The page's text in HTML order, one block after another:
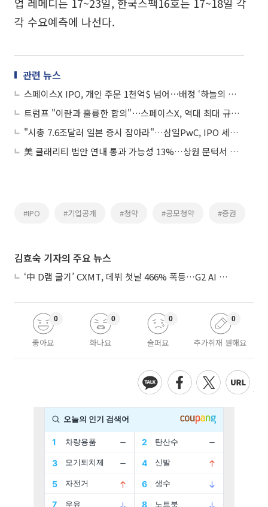
각 수요예측에 나선다.
관련 뉴스
스페이스X IPO, 개인 주문 1천억$ 넘어⋯배정 ‘하늘의 별따기’
트럼프 "이란과 훌륭한 합의"⋯스페이스X, 역대 최대 규모 IPO 外
"시총 7.6조달러 일본 증시 잡아라"…삼일PwC, IPO 세미나 개최
美 클래리티 법안 연내 통과 가능성 13%…상원 문턱서 제동
#IPO #기업공개 #청약 #공모청약 #증권
김효숙 기자의 주요 뉴스
‘中 D램 굴기’ CXMT, 데뷔 첫날 466% 폭등…G2 AI 패권 ‘쩐의 전쟁’
좋아요
0
화나요
0
슬퍼요
0
추가취재 원해요
0